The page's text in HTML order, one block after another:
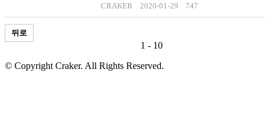
CRAKER 2020-01-29 747
뒤로
1 - 10
© Copyright Craker. All Rights Reserved.